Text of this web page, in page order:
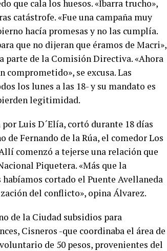
que cala los huesos. «Ibarra trucho»,
catástrofe. «Fue una campaña muy
hacía promesas y no las cumplía.
que no dijeran que éramos de Macri»,
parte de la Comisión Directiva. «Ahora
comprometido», se excusa. Las
los lunes a las 18- y su mandato es
legitimidad.
Luis D´Elía, cortó durante 18 días
de Fernando de la Rúa, el comedor Los
comenzó a tejerse una relación que
Piquetera. «Más que la
cortado el Puente Avellaneda
del conflicto», opina Álvarez.
de la Ciudad subsidios para
Cisneros -que coordinaba el área de
de 50 pesos, provenientes del